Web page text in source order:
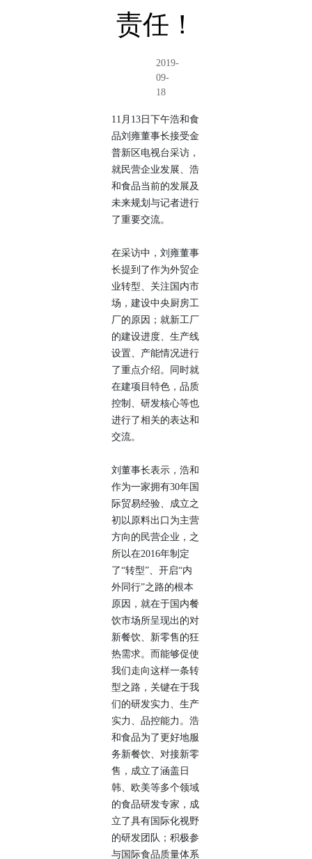
责任！
2019-
09-
18
11月13日下午浩和食
品刘雍董事长接受金
普新区电视台采访，
就民营企业发展、浩
和食品当前的发展及
未来规划与记者进行
了重要交流。
在采访中，刘雍董事
长提到了作为外贸企
业转型、关注国内市
场，建设中央厨房工
厂的原因；就新工厂
的建设进度、生产线
设置、产能情况进行
了重点介绍。同时就
在建项目特色，品质
控制、研发核心等也
进行了相关的表达和
交流。
刘董事长表示，浩和
作为一家拥有30年国
际贸易经验、成立之
初以原料出口为主营
方向的民营企业，之
所以在2016年制定
了“转型”、开启“内
外同行”之路的根本
原因，就在于国内餐
饮市场所呈现出的对
新餐饮、新零售的狂
热需求。而能够促使
我们走向这样一条转
型之路，关键在于我
们的研发实力、生产
实力、品控能力。浩
和食品为了更好地服
务新餐饮、对接新零
售，成立了涵盖日
韩、欧美等多个领域
的食品研发专家，成
立了具有国际化视野
的研发团队；积极参
与国际食品质量体系